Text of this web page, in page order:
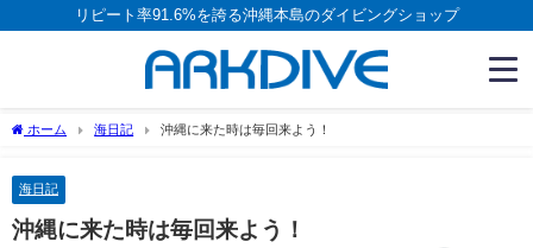
リピート率91.6%を誇る沖縄本島のダイビングショップ
ホーム 海日記 沖縄に来た時は毎回来よう！
海日記
沖縄に来た時は毎回来よう！